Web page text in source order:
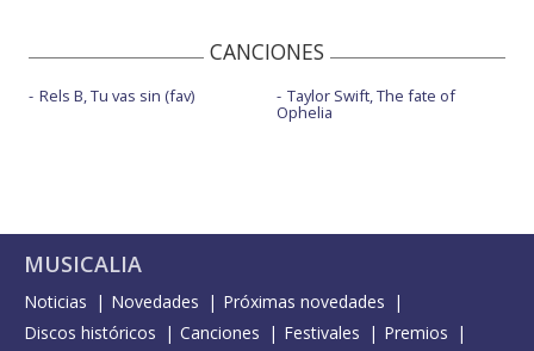
CANCIONES
Rels B, Tu vas sin (fav) Taylor Swift, The fate of
Ophelia
MUSICALIA
Noticias Novedades
Próximas novedades
Discos históricos
Canciones Festivales
Premios